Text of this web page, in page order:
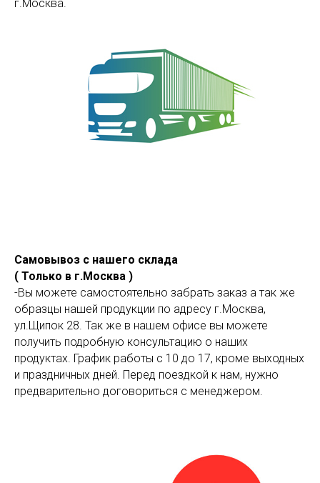
г.Москва.
Самовывоз с нашего склада
( Только в г.Москва )
-Вы можете самостоятельно забрать заказ а так же
образцы нашей продукции по адресу г.Москва,
ул.Щипок 28. Так же в нашем офисе вы можете
получить подробную консультацию о наших
продуктах. График работы с 10 до 17, кроме выходных
и праздничных дней. Перед поездкой к нам, нужно
предварительно договориться с менеджером.